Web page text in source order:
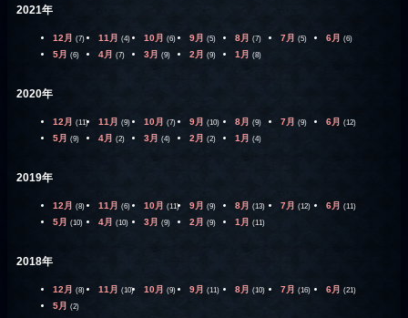
2021年
12月 (7) 11月 (4) 10月 (6) 9月 (5) 8月 (7) 7月 (5) 6月 (6)
5月 (6) 4月 (7) 3月 (9) 2月 (9) 1月 (8)
2020年
12月 (11) 11月 (9) 10月 (7) 9月 (10) 8月 (9) 7月 (9) 6月 (12)
5月 (9) 4月 (2) 3月 (4) 2月 (2) 1月 (4)
2019年
12月 (8) 11月 (6) 10月 (11) 9月 (9) 8月 (13) 7月 (12) 6月 (11)
5月 (10) 4月 (10) 3月 (9) 2月 (9) 1月 (11)
2018年
12月 (8) 11月 (10) 10月 (9) 9月 (11) 8月 (10) 7月 (16) 6月 (21)
5月 (2)